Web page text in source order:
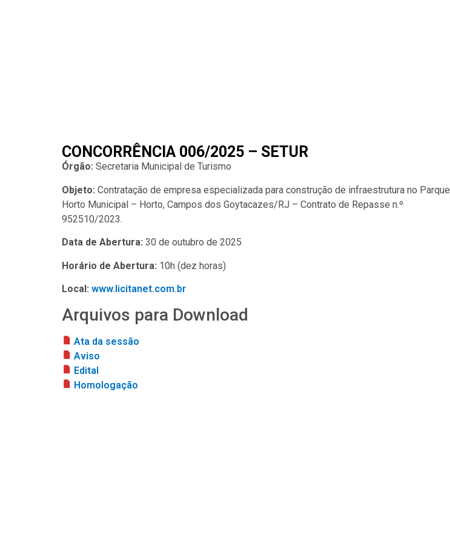
CONCORRÊNCIA 006/2025 – SETUR
Órgão: Secretaria Municipal de Turismo
Objeto: Contratação de empresa especializada para construção de infraestrutura no Parque
Horto Municipal – Horto, Campos dos Goytacazes/RJ – Contrato de Repasse n.º
952510/2023.
Data de Abertura: 30 de outubro de 2025
Horário de Abertura: 10h (dez horas)
Local: www.licitanet.com.br
Arquivos para Download
Ata da sessão
Aviso
Edital
Homologação